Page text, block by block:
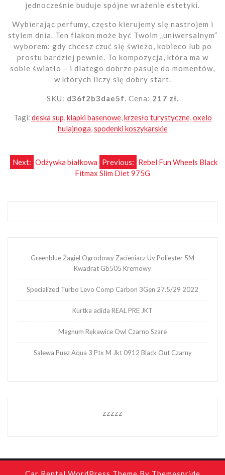
jednocześnie buduje spójne wrażenie estetyki.
Wybierając perfumy, często kierujemy się nastrojem i
stylem dnia. Ten flakon może być Twoim „uniwersalnym”
wyborem: gdy chcesz czuć się świeżo, kobieco lub po
prostu bardziej pewnie. To kompozycja, która ma w
sobie światło – i dlatego dobrze pasuje do momentów,
w których liczy się dobry start.
SKU: d36f2b3dae5f. Cena: 217 zł.
Tagi: deska sup,klapki basenowe,krzesło turystyczne,oxelo
hulajnoga,spodenki koszykarskie
Nawigacja
Previous: Rebel Fun Wheels Black
Next: Odżywka białkowa
Fitmax Slim Diet 975G
Greenblue Żagiel Ogrodowy Zacieniacz Uv Poliester 5M
Kwadrat Gb505 Kremowy
Specialized Turbo Levo Comp Carbon 3Gen 27.5/29 2022
Kurtka adida REAL PRE JKT
Magnum Rękawice Owl Czarno Szare
Salewa Puez Aqua 3 Ptx M Jkt 0912 Black Out Czarny
zzzzz